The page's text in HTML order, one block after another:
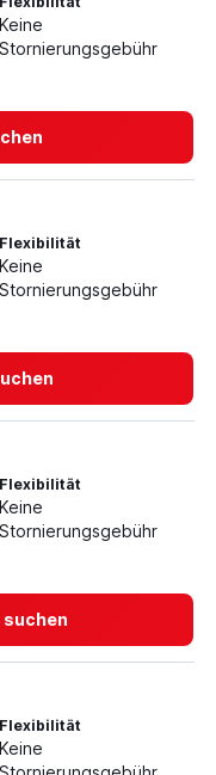
Keine
Stornierungsgebühr
Flexibilität
Keine
Stornierungsgebühr
Flexibilität
Keine
Stornierungsgebühr
suchen
Flexibilität
Keine